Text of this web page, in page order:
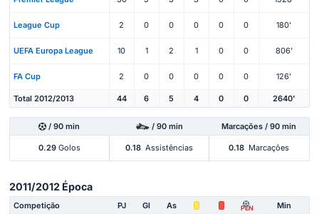
League Cup 2 0 0 0 0 0 180'
UEFA Europa League 10 1 2 1 0 0 806'
FA Cup 2 0 0 0 0 0 126'
Total 2012/2013 44 6 5 4 0 0 2640'
/ 90 min / 90 min Marcações / 90 min
0.29Golos 0.18 Assistências 0.18 Marcações
2011/2012 Época
Competição PJ Gl As PEN Min